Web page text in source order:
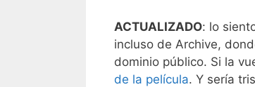
ACTUALIZADO: lo
incluso de Archive,
dominio público. Si la
de la película. Y sería